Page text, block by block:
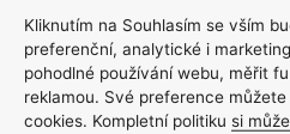
D3: 1589IU, vitamín E:
hydrát): 11mg, jód (jodid
61mg, mangan (chelát
Kliknutím na Souhlasím se vším
preferenční, analytické i
pohodlné používání webu, měřit
reklamou. Své preference
cookies. Kompletní politiku si